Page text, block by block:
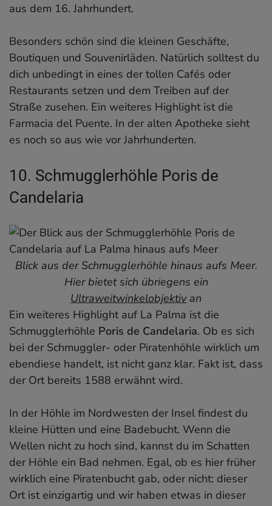
aus dem 16. Jahrhundert.
Besonders schön sind die kleinen Geschäfte,
Boutiquen und Souvenirläden. Natürlich solltest du
dich unbedingt in eines der tollen Cafés oder
Restaurants setzen und dem Treiben auf der
Straße zusehen. Ein weiteres Highlight ist die
Farmacia del Puente. In der alten Apotheke sieht
es noch so aus wie vor Jahrhunderten.
10. Schmugglerhöhle Poris de
Candelaria
Blick aus der Schmugglerhöhle hinaus aufs Meer.
Hier bietet sich übriegens ein
Ultraweitwinkelobjektivan
Ein weiteres Highlight auf La Palma ist die
Schmugglerhöhle Poris de Candelaria. Ob es sich
bei der Schmuggler- oder Piratenhöhle wirklich um
ebendiese handelt, ist nicht ganz klar. Fakt ist, dass
der Ort bereits 1588 erwähnt wird.
In der Höhle im Nordwesten der Insel findest du
kleine Hütten und eine Badebucht. Wenn die
Wellen nicht zu hoch sind, kannst du im Schatten
der Höhle ein Bad nehmen. Egal, ob es hier früher
wirklich eine Piratenbucht gab, oder nicht: dieser
Ort ist einzigartig und wir haben etwas in dieser